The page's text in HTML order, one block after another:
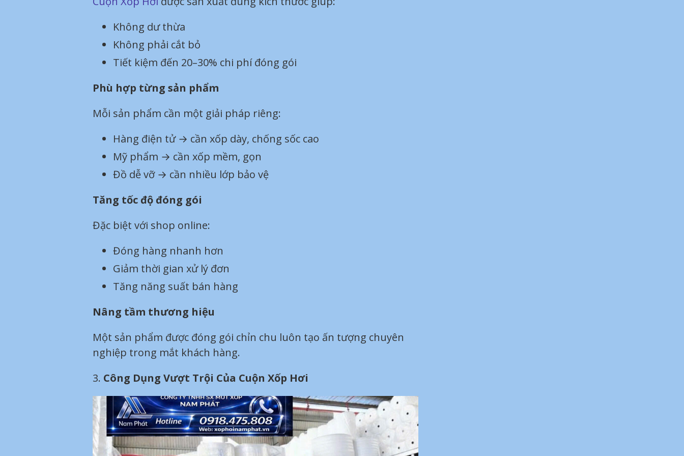
Không dư thừa
Không phải cắt bỏ
Tiết kiệm đến 20–30% chi phí đóng gói
Phù hợp từng sản phẩm
Mỗi sản phẩm cần một giải pháp riêng:
Hàng điện tử → cần xốp dày, chống sốc cao
Mỹ phẩm → cần xốp mềm, gọn
Đồ dễ vỡ → cần nhiều lớp bảo vệ
Tăng tốc độ đóng gói
Đặc biệt với shop online:
Đóng hàng nhanh hơn
Giảm thời gian xử lý đơn
Tăng năng suất bán hàng
Nâng tầm thương hiệu
Một sản phẩm được đóng gói chỉn chu luôn tạo ấn tượng chuyên
nghiệp trong mắt khách hàng.
3. Công Dụng Vượt Trội Của Cuộn Xốp Hơi